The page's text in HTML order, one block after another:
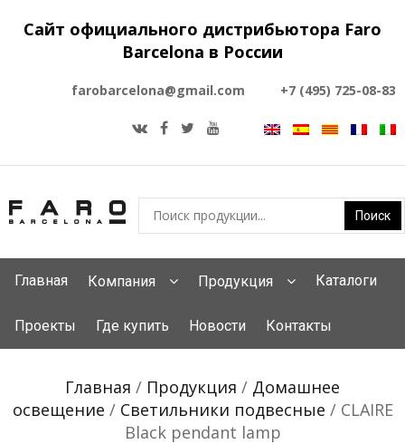
Сайт официального дистрибьютора Faro
Barcelona в России
farobarcelona@gmail.com +7 (495) 725-08-83
Главная Компания Продукция Каталоги
Проекты Где купить Новости Контакты
Главная / Продукция / Домашнее
освещение / Светильники подвесные / CLAIRE
Black pendant lamp